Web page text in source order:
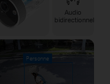
Audio
bidirectionnel
Personne